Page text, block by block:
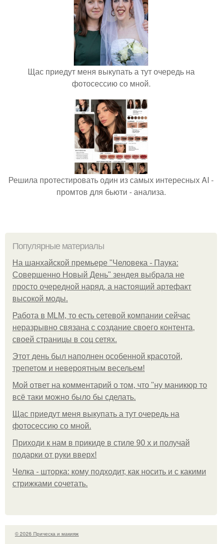
Щас приедут меня выкупать а тут очередь на
фотосессию со мной.
Решила протестировать один из самых интересных AI -
промтов для бьюти - анализа.
Популярные материалы
На шанхайской премьере "Человека - Паука:
Совершенно Новый День" зендея выбрала не
просто очередной наряд, а настоящий артефакт
высокой моды.
Работа в MLM, то есть сетевой компании сейчас
неразрывно связана с создание своего контента,
своей страницы в соц сетях.
Этот день был наполнен особенной красотой,
трепетом и невероятным весельем!
Мой ответ на комментарий о том, что "ну маникюр то
всё таки можно было бы сделать.
Щас приедут меня выкупать а тут очередь на
фотосессию со мной.
Приходи к нам в прикиде в стиле 90 х и получай
подарки от руки вверх!
Челка - шторка: кому подходит, как носить и с какими
стрижками сочетать.
© 2026 Прическа и макияж